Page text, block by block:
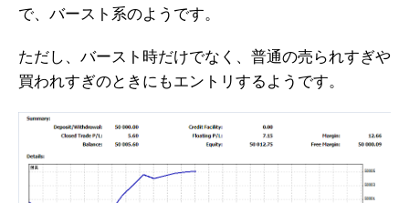
で、バースト系のようです。
ただし、バースト時だけでなく、普通の売られすぎや
買われすぎのときにもエントリするようです。